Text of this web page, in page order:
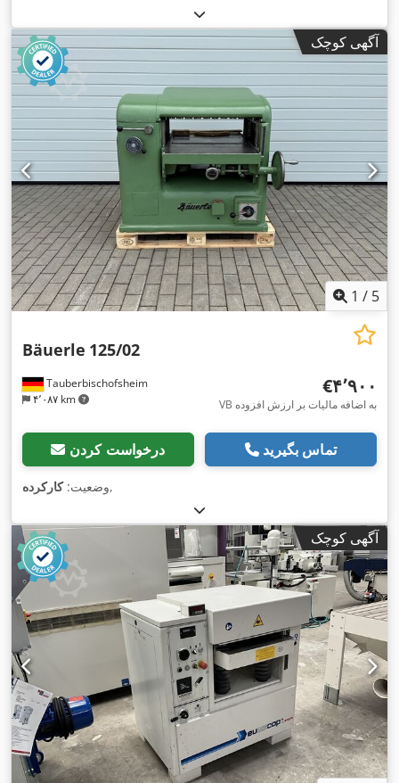
آگهی کوچک
1 / 5
Tauberbischofsheim
۴٬۰۸۷ km
Bäuerle 125/02
‎€۴٬۹۰۰
VB به اضافه مالیات بر ارزش افزوده
درخواست کردن تماس بگیرید
وضعیت:کارکرده ,
آگهی کوچک